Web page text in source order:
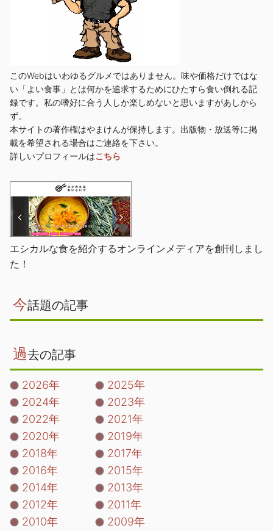
このWebはいわゆるグルメではありません。味や価格だけではな
い「よい食事」とは何かを追求するためにひたすら食い倒れる記
録です。私の嗜好に合う人しか楽しめないと思いますがあしから
ず。
本サイトの著作権はやまけんが保持します。出版物・放送等に掲
載を希望される場合はご連絡を下さい。
詳しいプロフィールはこちら
エシカルな食を紹介するオンラインメディアを創刊しまし
た！
今話題の記事
過去の記事
2026年
2025年
2024年
2023年
2022年
2021年
2020年
2019年
2018年
2017年
2016年
2015年
2014年
2013年
2012年
2011年
2010年
2009年